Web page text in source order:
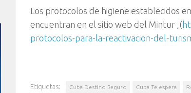
Los protocolos de higiene establecidos
encuentran en el sitio web del Mintur ,(
protocolos-para-la-reactivacion-del-
Etiquetas: Cuba Destino Seguro Cuba Te espera